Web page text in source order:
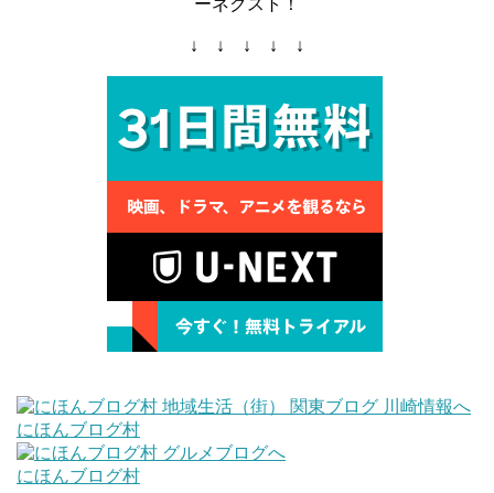
ーネクスト！
↓ ↓ ↓ ↓ ↓
にほんブログ村
にほんブログ村